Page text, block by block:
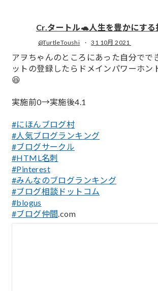
Cr.タートル🐢人生を豊かにする
@TurtleToushi · 31 10月 2021
アヲちゃんのところにあった自分でで
ットの登録したらドメインパワーホン
😆
実施前0→実施後4.1
#にほんブログ村
#人気ブログランキング
#ブログサークル
#HTML名刺
#Pinterest
#みんなのブログランキング
#ブログ相談ドットコム
#blogus
#ブログ仲間.com